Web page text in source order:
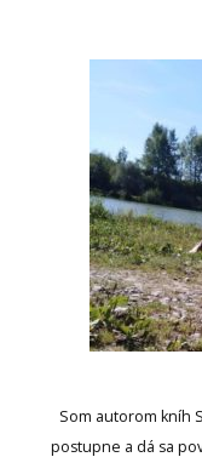
Som autorom kníh
postupne a dá sa